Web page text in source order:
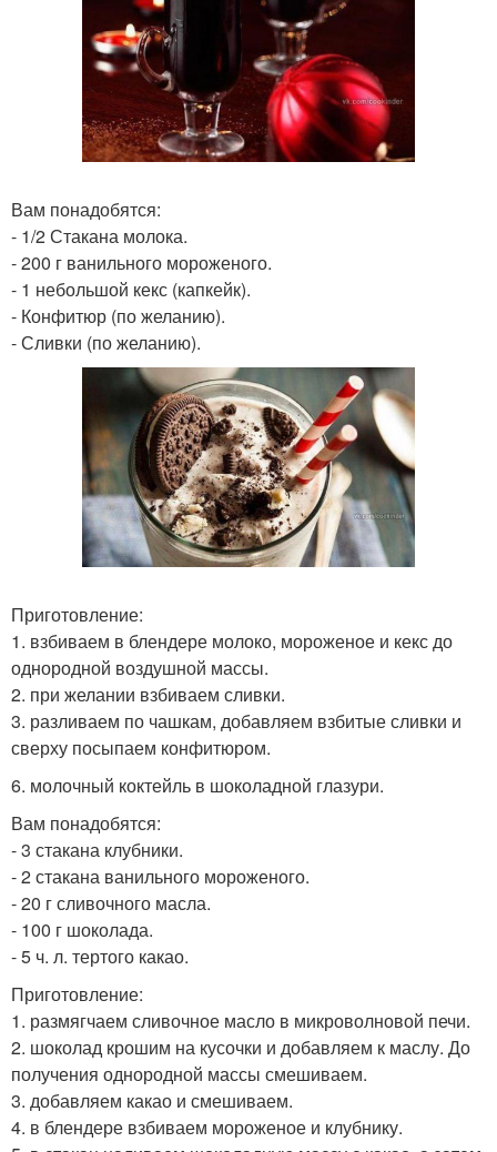
Вам понадобятся:
- 1/2 Стакана молока.
- 200 г ванильного мороженого.
- 1 небольшой кекс (капкейк).
- Конфитюр (по желанию).
- Сливки (по желанию).
Приготовление:
1. взбиваем в блендере молоко, мороженое и кекс до
однородной воздушной массы.
2. при желании взбиваем сливки.
3. разливаем по чашкам, добавляем взбитые сливки и
сверху посыпаем конфитюром.
6. молочный коктейль в шоколадной глазури.
Вам понадобятся:
- 3 стакана клубники.
- 2 стакана ванильного мороженого.
- 20 г сливочного масла.
- 100 г шоколада.
- 5 ч. л. тертого какао.
Приготовление:
1. размягчаем сливочное масло в микроволновой печи.
2. шоколад крошим на кусочки и добавляем к маслу. До
получения однородной массы смешиваем.
3. добавляем какао и смешиваем.
4. в блендере взбиваем мороженое и клубнику.